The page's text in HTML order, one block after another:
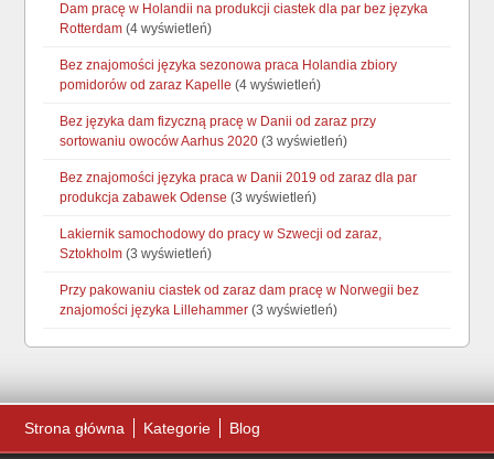
Dam pracę w Holandii na produkcji ciastek dla par bez języka
Rotterdam (4 wyświetleń)
Bez znajomości języka sezonowa praca Holandia zbiory
pomidorów od zaraz Kapelle (4 wyświetleń)
Bez języka dam fizyczną pracę w Danii od zaraz przy
sortowaniu owoców Aarhus 2020 (3 wyświetleń)
Bez znajomości języka praca w Danii 2019 od zaraz dla par
produkcja zabawek Odense (3 wyświetleń)
Lakiernik samochodowy do pracy w Szwecji od zaraz,
Sztokholm (3 wyświetleń)
Przy pakowaniu ciastek od zaraz dam pracę w Norwegii bez
znajomości języka Lillehammer (3 wyświetleń)
Strona główna Kategorie Blog